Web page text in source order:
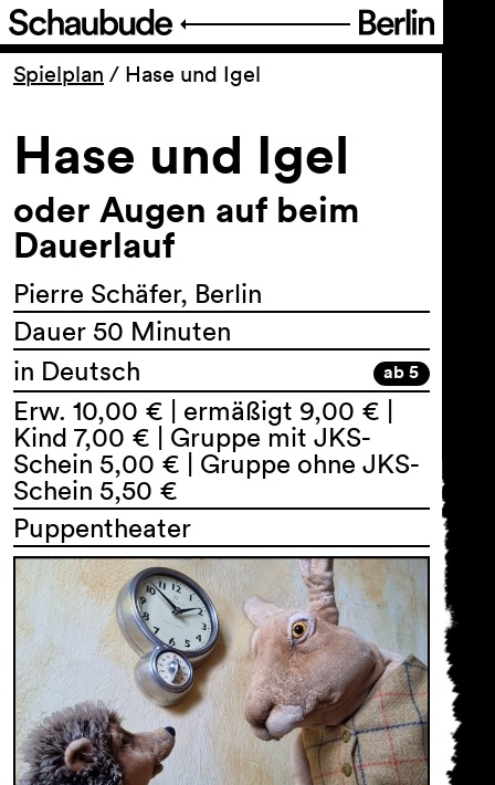
Programm
Ticket
Barrierefreiheit
Über uns
Spielplan / Hase und Igel
Hase und Igel
oder Augen auf beim
Dauerlauf
Pierre Schäfer, Berlin
Dauer 50 Minuten
in Deutsch
ab 5
Erw. 10,00 € | ermäßigt 9,00 € |
Kind 7,00 € | Gruppe mit JKS-
Schein 5,00 € | Gruppe ohne JKS-
Schein 5,50 €
Puppentheater